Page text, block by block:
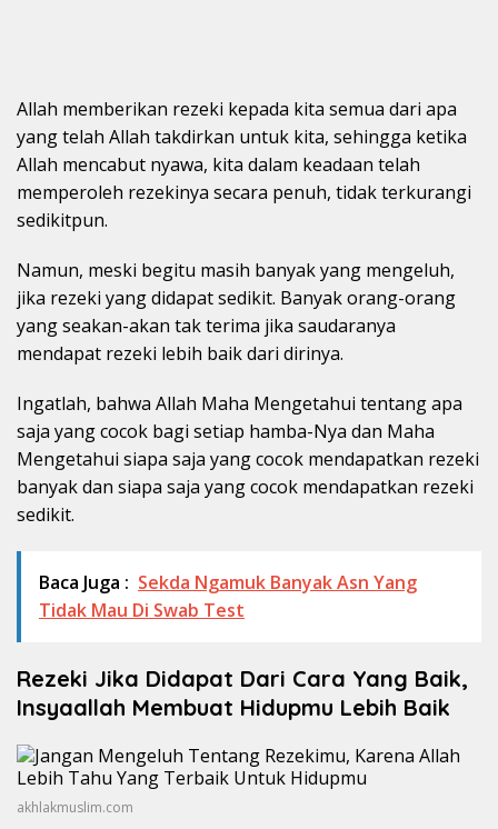
Allah memberikan rezeki kepada kita semua dari apa
yang telah Allah takdirkan untuk kita, sehingga ketika
Allah mencabut nyawa, kita dalam keadaan telah
memperoleh rezekinya secara penuh, tidak terkurangi
sedikitpun.
Namun, meski begitu masih banyak yang mengeluh,
jika rezeki yang didapat sedikit. Banyak orang-orang
yang seakan-akan tak terima jika saudaranya
mendapat rezeki lebih baik dari dirinya.
Ingatlah, bahwa Allah Maha Mengetahui tentang apa
saja yang cocok bagi setiap hamba-Nya dan Maha
Mengetahui siapa saja yang cocok mendapatkan rezeki
banyak dan siapa saja yang cocok mendapatkan rezeki
sedikit.
Baca Juga : Sekda Ngamuk Banyak Asn Yang
Tidak Mau Di Swab Test
Rezeki Jika Didapat Dari Cara Yang Baik,
Insyaallah Membuat Hidupmu Lebih Baik
akhlakmuslim.com